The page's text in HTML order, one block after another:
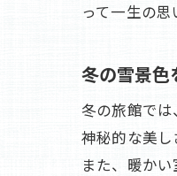
って一生の思
冬の雪景色
冬の旅館で
神秘的な美
また、暖か